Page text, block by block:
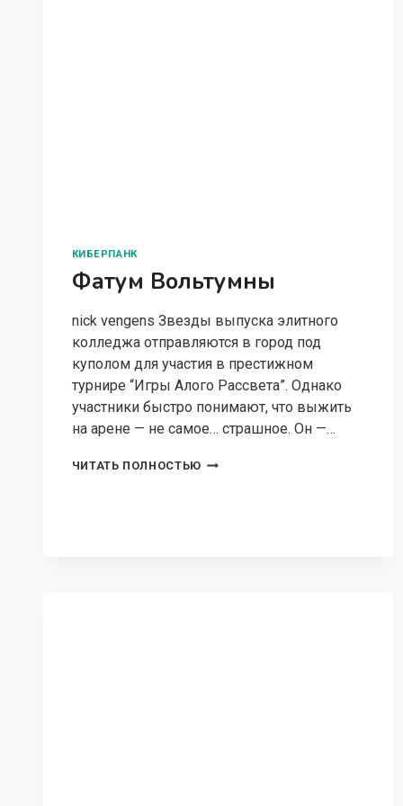
КИБЕРПАНК
Фатум Вольтумны
nick vengens Звезды выпуска элитного
колледжа отправляются в город под
куполом для участия в престижном
турнире “Игры Алого Рассвета”. Однако
участники быстро понимают, что выжить
на арене — не самое… страшное. Он —…
ЧИТАТЬ ПОЛНОСТЬЮ ФАТУМ